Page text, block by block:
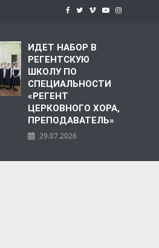
ИДЕТ НАБОР В
РЕГЕНТСКУЮ
ШКОЛУ ПО
СПЕЦИАЛЬНОСТИ
«РЕГЕНТ
ЦЕРКОВНОГО ХОРА,
ПРЕПОДАВАТЕЛЬ»
29.07.2026